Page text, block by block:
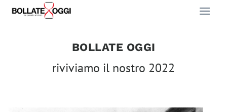
BOLLATE OGGI
riviviamo il nostro 2022